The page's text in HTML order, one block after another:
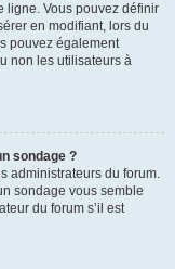
ligne. Vous pouvez définir
en modifiant, lors du
pouvez également
non les utilisateurs à
sondage ?
administrateurs du forum.
sondage vous semble
du forum s’il est